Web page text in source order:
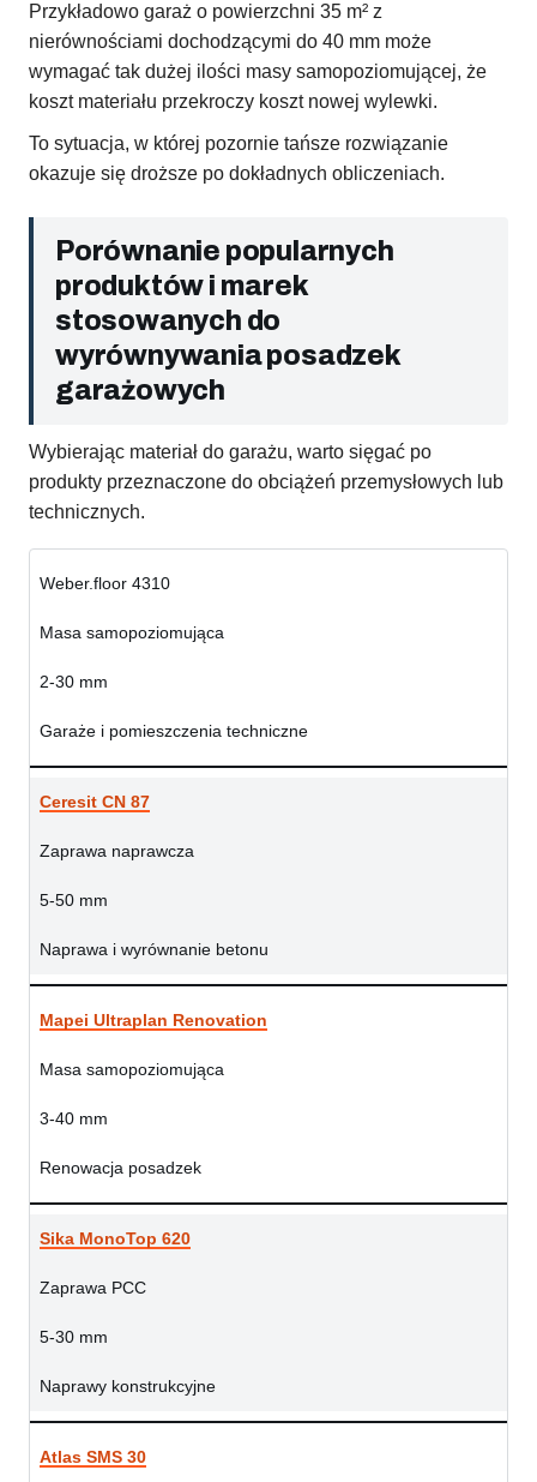
Przykładowo garaż o powierzchni 35 m² z
nierównościami dochodzącymi do 40 mm może
wymagać tak dużej ilości masy samopoziomującej, że
koszt materiału przekroczy koszt nowej wylewki.
To sytuacja, w której pozornie tańsze rozwiązanie
okazuje się droższe po dokładnych obliczeniach.
Porównanie popularnych
produktów i marek
stosowanych do
wyrównywania posadzek
garażowych
Wybierając materiał do garażu, warto sięgać po
produkty przeznaczone do obciążeń przemysłowych lub
technicznych.
Weber.floor 4310
Masa samopoziomująca
2-30 mm
Garaże i pomieszczenia techniczne
Ceresit CN 87
Zaprawa naprawcza
5-50 mm
Naprawa i wyrównanie betonu
Mapei Ultraplan Renovation
Masa samopoziomująca
3-40 mm
Renowacja posadzek
Sika MonoTop 620
Zaprawa PCC
5-30 mm
Naprawy konstrukcyjne
Atlas SMS 30